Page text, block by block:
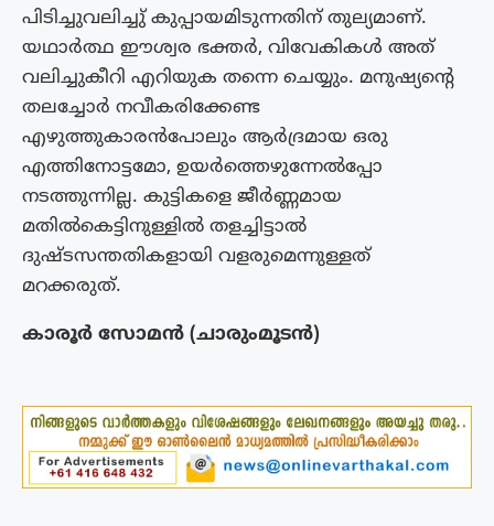
പിടിച്ചുവലിച്ചു് കുപ്പായമിടുന്നതിന് തുല്യമാണ്.
യഥാർത്ഥ ഈശ്വര ഭക്തർ, വിവേകികൾ അത്
വലിച്ചുകീറി എറിയുക തന്നെ ചെയ്യും. മനുഷ്യൻ്റെ
തലച്ചോർ നവീകരിക്കേണ്ട
എഴുത്തുകാരൻപോലും ആർദ്രമായ ഒരു
എത്തിനോട്ടമോ, ഉയർത്തെഴുന്നേൽപ്പോ
നടത്തുന്നില്ല. കുട്ടികളെ ജീർണ്ണമായ
മതിൽകെട്ടിനുള്ളിൽ തളച്ചിട്ടാൽ
ദുഷ്ടസന്തതികളായി വളരുമെന്നുള്ളത്
മറക്കരുത്.
കാരൂർ സോമൻ (ചാരുംമൂടൻ)